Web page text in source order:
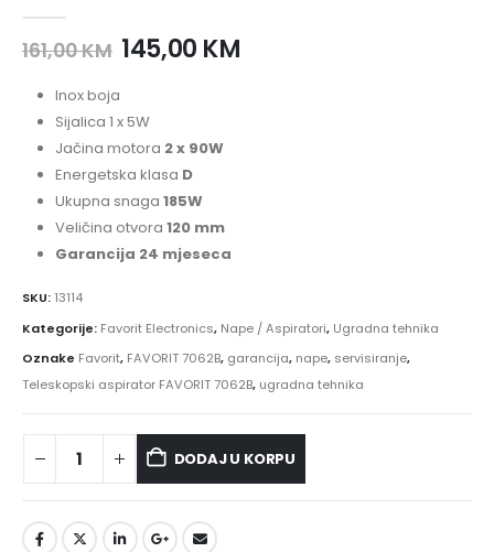
161,00KM 145,00 KM
Inoxboja
Sijalica 1 x 5W
Jačina motora 2 x 90W
Energetska klasa D
Ukupna snaga 185W
Veličina otvora 120 mm
Garancija 24 mjeseca
SKU: 13114
Kategorije: Favorit Electronics, Nape / Aspiratori, Ugradna tehnika
Oznake Favorit, FAVORIT 7062B, garancija, nape, servisiranje,
Teleskopski aspirator FAVORIT 7062B, ugradna tehnika
DODAJ U KORPU